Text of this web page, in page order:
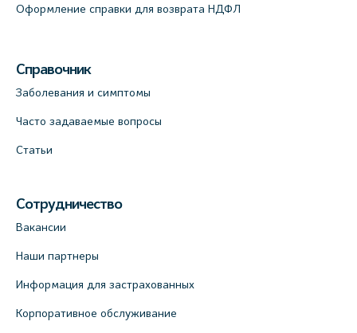
Оформление справки для возврата НДФЛ
Справочник
Заболевания и симптомы
Часто задаваемые вопросы
Статьи
Сотрудничество
Вакансии
Наши партнеры
Информация для застрахованных
Корпоративное обслуживание